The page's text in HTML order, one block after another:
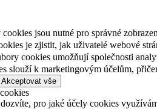
jsou nutné pro správné
je zjistit, jak uživatelé webové
cookies umožňují společnosti
slouží k marketingovým účelům,
Akceptovat vše
dozvíte, pro jaké účely cookies